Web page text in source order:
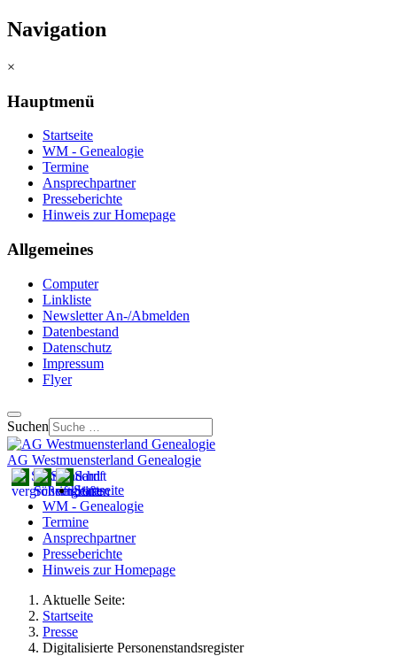
Navigation
×
Hauptmenü
Startseite
WM - Genealogie
Termine
Ansprechpartner
Presseberichte
Hinweis zur Homepage
Allgemeines
Computer
Linkliste
Newsletter An-/Abmelden
Datenbestand
Datenschutz
Impressum
Flyer
Suchen
AG Westmuensterland Genealogie
Startseite
WM - Genealogie
Termine
Ansprechpartner
Presseberichte
Hinweis zur Homepage
Aktuelle Seite:
Startseite
Presse
Digitalisierte Personenstandsregister